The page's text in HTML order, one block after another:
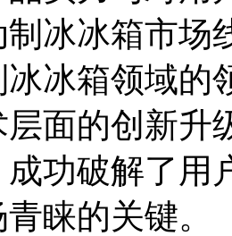
冰冰箱市场
冰箱领域的
面的创新升
成功破解了用
睐的关键。